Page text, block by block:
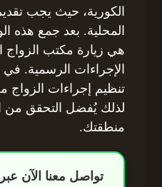
الكورية، حيث يجب
المحلية. بعد جمع هذه
هي زيارة مكتب الزواج
الإجراءات الرسمية. في
تنظيم إجراءات الزواج
لذلك يُفضل التحقق من
منطقتك.
تواصل معنا الآن